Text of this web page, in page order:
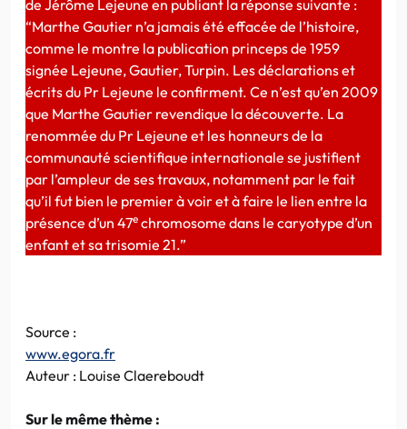
de Jérôme Lejeune en publiant la réponse suivante :
“Marthe Gautier n’a jamais été effacée de l’histoire,
comme le montre la publication princeps de 1959
signée Lejeune, Gautier, Turpin. Les déclarations et
écrits du Pr Lejeune le confirment. Ce n’est qu’en 2009
que Marthe Gautier revendique la découverte. La
renommée du Pr Lejeune et les honneurs de la
communauté scientifique internationale se justifient
par l’ampleur de ses travaux, notamment par le fait
qu’il fut bien le premier à voir et à faire le lien entre la
présence d’un 47e chromosome dans le caryotype d’un
enfant et sa trisomie 21.”
Source :
www.egora.fr
Auteur : Louise Claereboudt
Sur le même thème :